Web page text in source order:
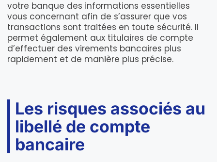
votre banque des informations essentielles
vous concernant afin de s’assurer que vos
transactions sont traitées en toute sécurité. Il
permet également aux titulaires de compte
d’effectuer des virements bancaires plus
rapidement et de manière plus précise.
Les risques associés au
libellé de compte
bancaire